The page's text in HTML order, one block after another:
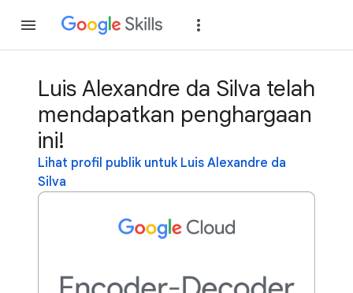
Luis Alexandre da Silva telah
mendapatkan penghargaan
ini!
Lihat profil publik untuk Luis Alexandre da
Silva